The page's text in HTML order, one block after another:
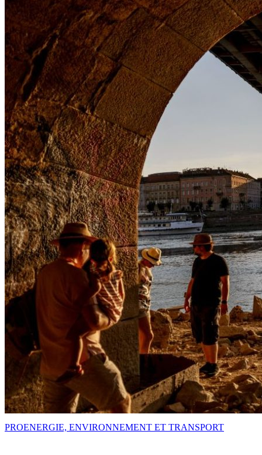
PROENERGIE, ENVIRONNEMENT ET TRANSPORT